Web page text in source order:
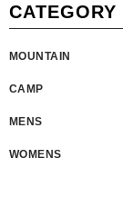
CATEGORY
MOUNTAIN
CAMP
MENS
WOMENS